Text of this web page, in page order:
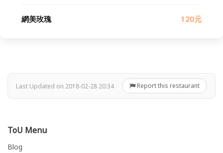
網美玫瑰 120元
Last Updated on 2018-02-28 20:34 Report this restaurant
ToU Menu
Blog